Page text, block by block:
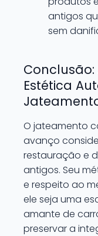
antigos
sem
Estética
O jateamento
avanço
restauração e
antigos. Seu
e respeito ao
ele seja uma
amante de
preservar a